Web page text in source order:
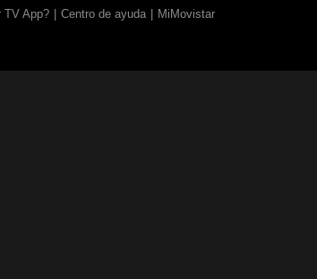
TV App? Centro de ayuda MiMovistar